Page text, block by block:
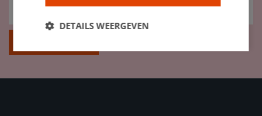
DETAILS WEERGEVEN